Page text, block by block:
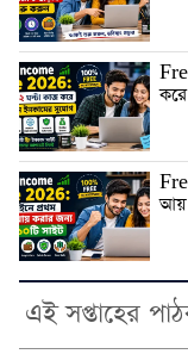
আয়
এই সপ্তাহের